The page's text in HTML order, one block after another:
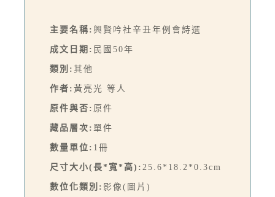
主要名稱: 興賢吟社辛丑年例會詩選
成文日期: 民國50年
類別: 其他
作者: 黃亮光 等人
原件與否: 原件
藏品層次: 單件
數量單位: 1冊
尺寸大小(長*寬*高): 25.6*18.2*0.3cm
數位化類別: 影像(圖片)